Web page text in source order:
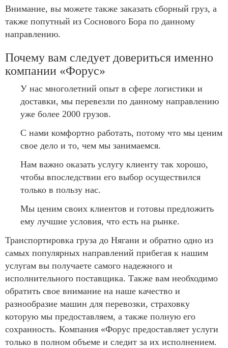
Внимание, вы можете также заказать сборный груз, а
также попутный из Соснового Бора по данному
направлению.
Почему вам следует довериться именно
компании «Форус»
У нас многолетний опыт в сфере логистики и
доставки, мы перевезли по данному направлению
уже более 2000 грузов.
С нами комфортно работать, потому что мы ценим
свое дело и то, чем мы занимаемся.
Нам важно оказать услугу клиенту так хорошо,
чтобы впоследствии его выбор осуществился
только в пользу нас.
Мы ценим своих клиентов и готовы предложить
ему лучшие условия, что есть на рынке.
Транспортировка груза до Нягани и обратно одно из
самых популярных направлений прибегая к нашим
услугам вы получаете самого надежного и
исполнительного поставщика. Также вам необходимо
обратить свое внимание на наше качество и
разнообразие машин для перевозки, страховку
которую мы предоставляем, а также полную его
сохранность. Компания «Форус предоставляет услуги
только в полном объеме и следит за их исполнением.